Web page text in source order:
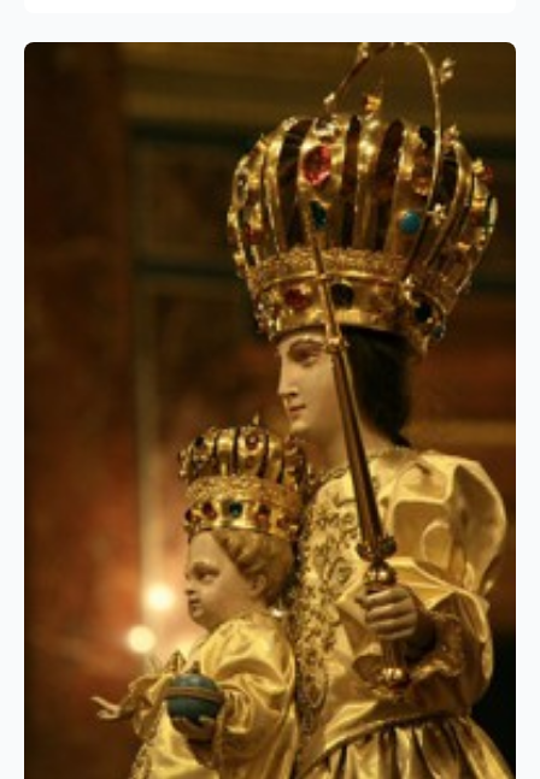
Rúzsa Magdi. Támogatójegyek 2500
forintos áron kaphatók a Mátra
Művelődési Központban. Az est végén,
csatlakozva a „Ragyogjon kékben”
világkampányhoz, idén is kék színbe
öltözik a ferences épületegyüttes.